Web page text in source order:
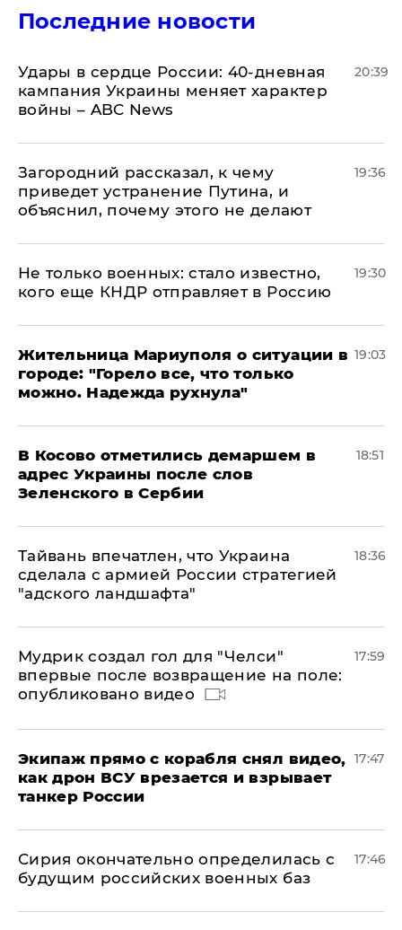
Последние новости
Удары в сердце России: 40-дневная
кампания Украины меняет характер
войны – ABC News
20:39
Загородний рассказал, к чему
приведет устранение Путина, и
объяснил, почему этого не делают
19:36
Не только военных: стало известно,
кого еще КНДР отправляет в Россию
19:30
Жительница Мариуполя о ситуации в
городе: "Горело все, что только
можно. Надежда рухнула"
19:03
В Косово отметились демаршем в
адрес Украины после слов
Зеленского в Сербии
18:51
Тайвань впечатлен, что Украина
сделала с армией России стратегией
"адского ландшафта"
18:36
Мудрик создал гол для "Челси"
впервые после возвращение на поле:
опубликовано видео
17:59
Экипаж прямо с корабля снял видео,
как дрон ВСУ врезается и взрывает
танкер России
17:47
Сирия окончательно определилась с
будущим российских военных баз
17:46